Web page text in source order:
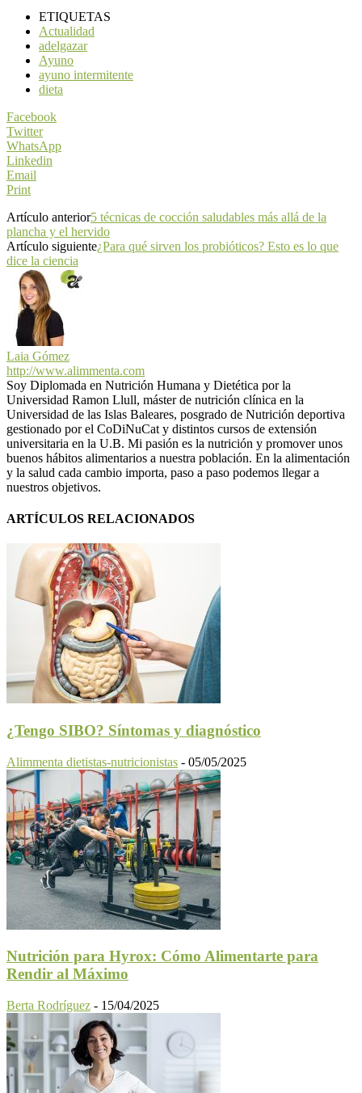
ETIQUETAS
Actualidad
adelgazar
Ayuno
ayuno intermitente
dieta
Facebook
Twitter
WhatsApp
Linkedin
Email
Print
Artículo anterior5 técnicas de cocción saludables más allá de la
plancha y el hervido
Artículo siguiente¿Para qué sirven los probióticos? Esto es lo que
dice la ciencia
Laia Gómez
http://www.alimmenta.com
Soy Diplomada en Nutrición Humana y Dietética por la
Universidad Ramon Llull, máster de nutrición clínica en la
Universidad de las Islas Baleares, posgrado de Nutrición deportiva
gestionado por el CoDiNuCat y distintos cursos de extensión
universitaria en la U.B. Mi pasión es la nutrición y promover unos
buenos hábitos alimentarios a nuestra población. En la alimentación
y la salud cada cambio importa, paso a paso podemos llegar a
nuestros objetivos.
ARTÍCULOS RELACIONADOS
¿Tengo SIBO? Síntomas y diagnóstico
Alimmenta dietistas-nutricionistas - 05/05/2025
Nutrición para Hyrox: Cómo Alimentarte para
Rendir al Máximo
Berta Rodríguez - 15/04/2025